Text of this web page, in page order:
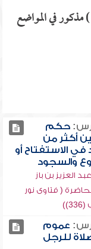
في المواضع
حكم
أكثر من
في الاستفتاح أو
والسجود
عبد العزيز بن باز
( فتاوى نور
عموم
للرجل